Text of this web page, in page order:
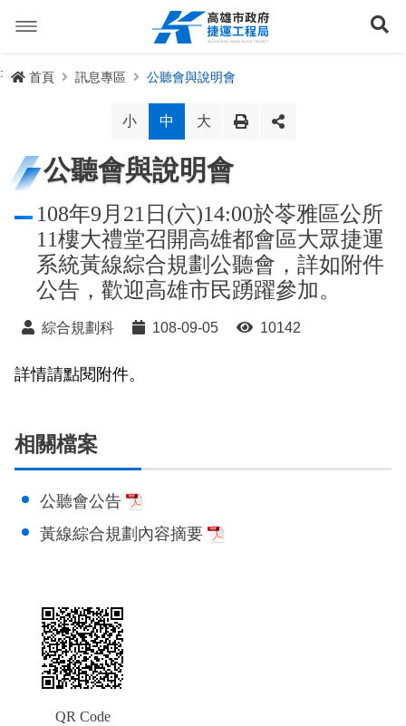
容
捷運路線進度圖
路網簡介
路網規劃
未來發展
規劃中
捷運紫線
前鎮漁港聯外軌道
興建中
各線計畫進度
岡山路竹延伸線(第二A階段)
捷運黃線
小港林園線
已通車
捷運紅/橘線
環狀輕軌
訊息專區
公聽會與說明會
政府資訊公開
生態檢核專區
性別主流化專區
Open Data
打詐儀錶板
局長信箱
禁限建專區
增額容積申請
檔案應用專區
相關連結
雙語詞彙
交流互動
照片集錦
影音專區
特色車站
輕軌簡介
輕軌與傳統火車
關於我們
首長簡介
局徽
組織職掌
服務電話
首頁 訊息專區 公聽會與說明會
小 中 大
公聽會與說明會
108年9月21日(六)14:00於苓雅區公所
11樓大禮堂召開高雄都會區大眾捷運
系統黃線綜合規劃公聽會，詳如附件
公告，歡迎高雄市民踴躍參加。
綜合規劃科 108-09-05 10142
詳情請點閱附件。
相關檔案
公聽會公告
黃線綜合規劃內容摘要
QR Code